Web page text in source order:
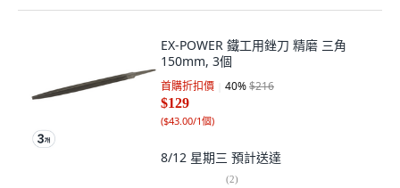
EX-POWER 鐵工用銼刀 精磨 三角
150mm, 3個
首購折扣價 40%$216
$129
($43.00/1個)
8/12 星期三 預計送達
(2)